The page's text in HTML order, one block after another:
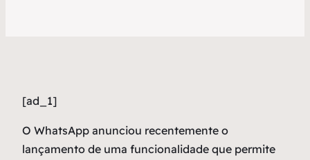
[ad_1]
O WhatsApp anunciou recentemente o
lançamento de uma funcionalidade que permite